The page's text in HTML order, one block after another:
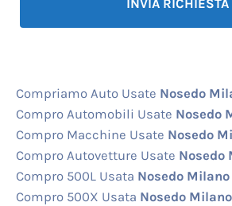
Compriamo Auto Usate Nosedo
Compro Automobili Usate Nosedo
Compro Macchine Usate Nosedo
Compro Autovetture Usate Nosedo
Compro 500L Usata Nosedo Milano
Compro 500X Usata Nosedo Milano